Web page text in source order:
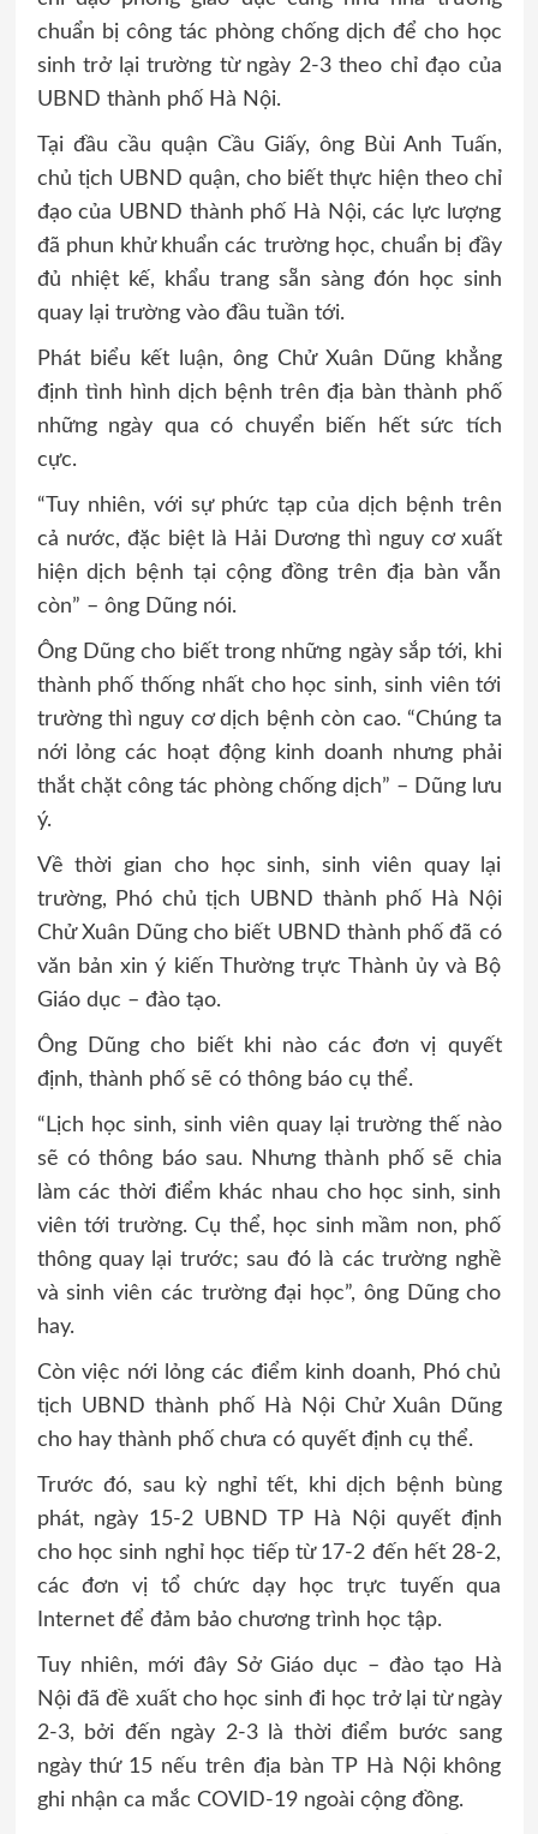
chuẩn bị công tác phòng chống dịch để cho học
sinh trở lại trường từ ngày 2-3 theo chỉ đạo của
UBND thành phố Hà Nội.
Tại đầu cầu quận Cầu Giấy, ông Bùi Anh Tuấn,
chủ tịch UBND quận, cho biết thực hiện theo chỉ
đạo của UBND thành phố Hà Nội, các lực lượng
đã phun khử khuẩn các trường học, chuẩn bị đầy
đủ nhiệt kế, khẩu trang sẵn sàng đón học sinh
quay lại trường vào đầu tuần tới.
Phát biểu kết luận, ông Chử Xuân Dũng khẳng
định tình hình dịch bệnh trên địa bàn thành phố
những ngày qua có chuyển biến hết sức tích
cực.
“Tuy nhiên, với sự phức tạp của dịch bệnh trên
cả nước, đặc biệt là Hải Dương thì nguy cơ xuất
hiện dịch bệnh tại cộng đồng trên địa bàn vẫn
còn” – ông Dũng nói.
Ông Dũng cho biết trong những ngày sắp tới, khi
thành phố thống nhất cho học sinh, sinh viên tới
trường thì nguy cơ dịch bệnh còn cao. “Chúng ta
nới lỏng các hoạt động kinh doanh nhưng phải
thắt chặt công tác phòng chống dịch” – Dũng lưu
ý.
Về thời gian cho học sinh, sinh viên quay lại
trường, Phó chủ tịch UBND thành phố Hà Nội
Chử Xuân Dũng cho biết UBND thành phố đã có
văn bản xin ý kiến Thường trực Thành ủy và Bộ
Giáo dục – đào tạo.
Ông Dũng cho biết khi nào các đơn vị quyết
định, thành phố sẽ có thông báo cụ thể.
“Lịch học sinh, sinh viên quay lại trường thế nào
sẽ có thông báo sau. Nhưng thành phố sẽ chia
làm các thời điểm khác nhau cho học sinh, sinh
viên tới trường. Cụ thể, học sinh mầm non, phố
thông quay lại trước; sau đó là các trường nghề
và sinh viên các trường đại học”, ông Dũng cho
hay.
Còn việc nới lỏng các điểm kinh doanh, Phó chủ
tịch UBND thành phố Hà Nội Chử Xuân Dũng
cho hay thành phố chưa có quyết định cụ thể.
Trước đó, sau kỳ nghỉ tết, khi dịch bệnh bùng
phát, ngày 15-2 UBND TP Hà Nội quyết định
cho học sinh nghỉ học tiếp từ 17-2 đến hết 28-2,
các đơn vị tổ chức dạy học trực tuyến qua
Internet để đảm bảo chương trình học tập.
Tuy nhiên, mới đây Sở Giáo dục – đào tạo Hà
Nội đã đề xuất cho học sinh đi học trở lại từ ngày
2-3, bởi đến ngày 2-3 là thời điểm bước sang
ngày thứ 15 nếu trên địa bàn TP Hà Nội không
ghi nhận ca mắc COVID-19 ngoài cộng đồng.